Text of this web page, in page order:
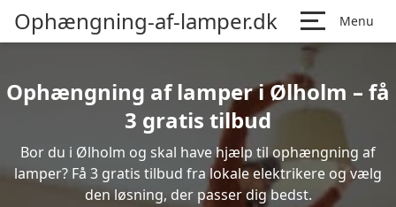
Ophængning-af-lamper.dk Menu
Ophængning af lamper i Ølholm – få
3 gratis tilbud
Bor du i Ølholm og skal have hjælp til ophængning af
lamper? Få 3 gratis tilbud fra lokale elektrikere og vælg
den løsning, der passer dig bedst.